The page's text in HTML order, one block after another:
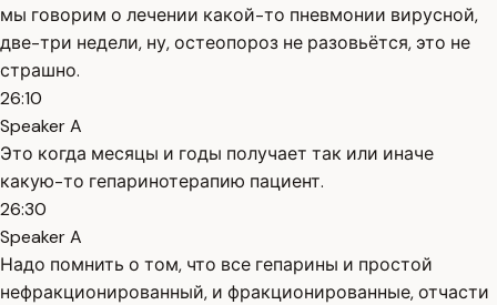
мы говорим о лечении какой-то пневмонии вирусной,
две-три недели, ну, остеопороз не разовьётся, это не
страшно.
26:10
Speaker A
Это когда месяцы и годы получает так или иначе
какую-то гепаринотерапию пациент.
26:30
Speaker A
Надо помнить о том, что все гепарины и простой
нефракционированный, и фракционированные, отчасти